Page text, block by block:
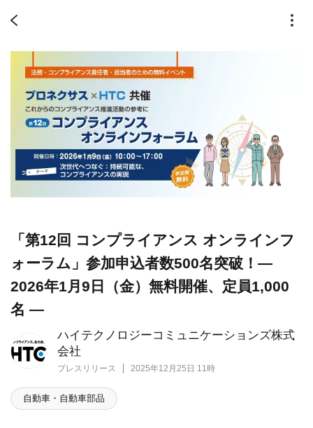
ハイテクノロジーコミュニケーションズ株式
会社
プレスリリース 2025年12月25日 11時
「第12回 コンプライアンス オンラインフ
ォーラム」参加申込者数500名突破！―
2026年1月9日（金）無料開催、定員1,000
名 ―
自動車・自動車部品